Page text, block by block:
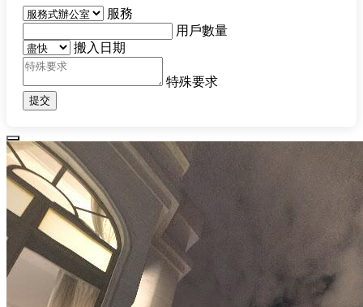
服務
用戶數量
搬入日期
特殊要求
提交